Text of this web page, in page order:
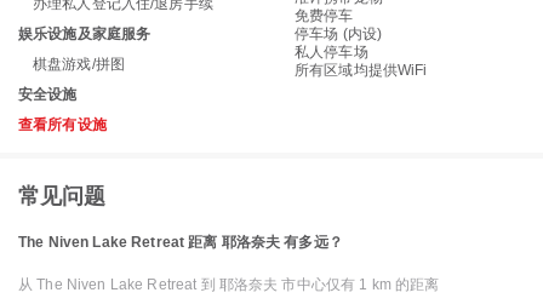
办理私人登记入住/退房手续
娱乐设施及家庭服务
棋盘游戏/拼图
安全设施
免费停车
停车场 (内设)
私人停车场
所有区域均提供WiFi
查看所有设施
常见问题
The Niven Lake Retreat 距离 耶洛奈夫 有多远？
从 The Niven Lake Retreat 到 耶洛奈夫 市中心仅有 1 km 的距离